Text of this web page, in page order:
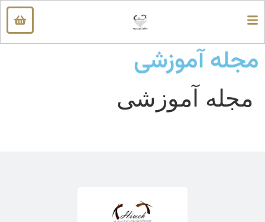
مجله آموزشی
مجله آموزشی